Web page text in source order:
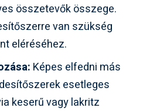
összetevők összege.
van szükség
eléréséhez.
Képes elfedni más
esetleges
keserű vagy lakritz